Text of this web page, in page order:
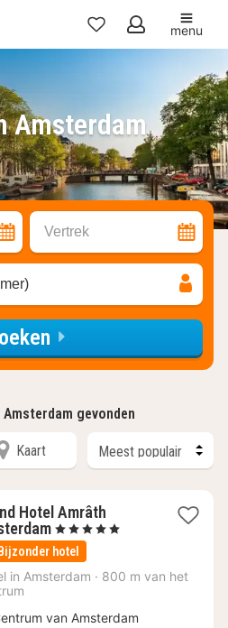
Mijn
menu
Amsterdam
Vertrek
gevonden
Kaart
Hotel Amrâth
1
nacht
vanaf
€
, 5 Sterren
Bijzonder hotel
in Amsterdam · 800 m van het
van Amsterdam